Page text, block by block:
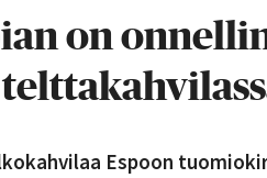
on
Espoon